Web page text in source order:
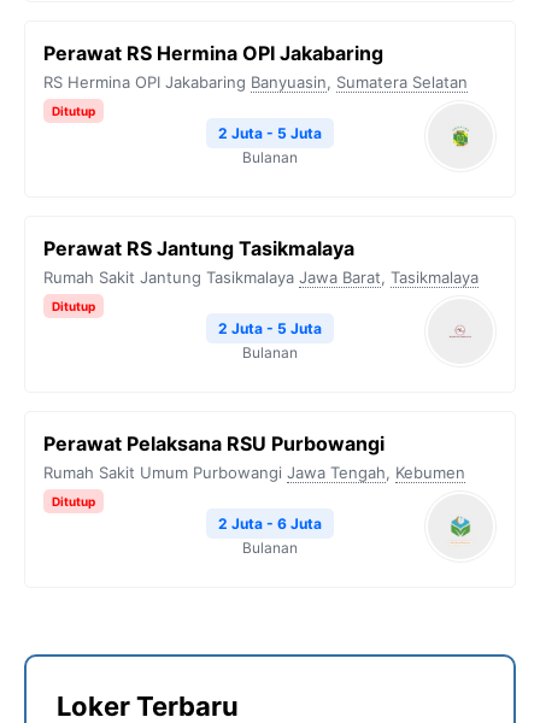
Perawat RS Hermina OPI Jakabaring
RS Hermina OPI Jakabaring Banyuasin, Sumatera Selatan
Ditutup
2 Juta - 5 Juta
Bulanan
Perawat RS Jantung Tasikmalaya
Rumah Sakit Jantung Tasikmalaya Jawa Barat, Tasikmalaya
Ditutup
2 Juta - 5 Juta
Bulanan
Perawat Pelaksana RSU Purbowangi
Rumah Sakit Umum Purbowangi Jawa Tengah, Kebumen
Ditutup
2 Juta - 6 Juta
Bulanan
Loker Terbaru